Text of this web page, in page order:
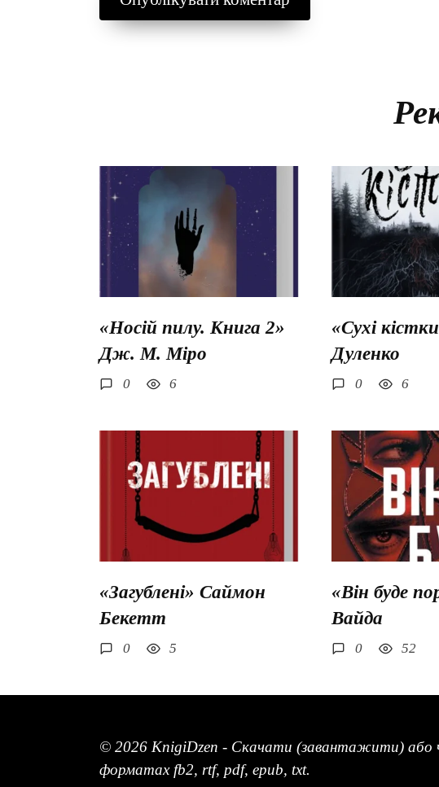
«Носій пилу. Книга 2»
Дж. М. Міро
0 6
«Сухі
Дуленко
0 6
«Загублені» Саймон
Бекетт
0 5
«Він буде
Вайда
0 52
© 2026 KnigiDzen - Скачати (завантажити) або
форматах fb2, rtf, pdf, epub, txt.